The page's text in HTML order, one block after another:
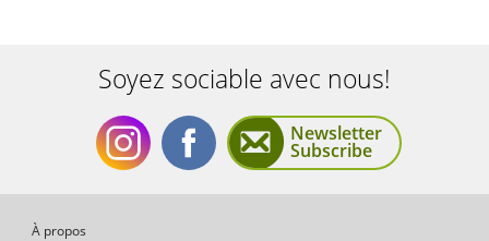
Soyez sociable avec nous!
SoyezSoyez
Newsletter
Subscribe
À propos